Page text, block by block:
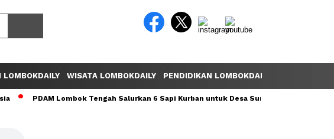
LOMBOKDAILY WISATA LOMBOKDAILY PENDIDIKAN LOMBOKDAILY
PDAM Lombok Tengah Salurkan 6 Sapi Kurban untuk Desa Sumber Mata Air